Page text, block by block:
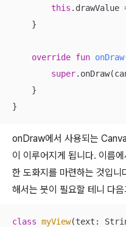
this
    }
override fun onDraw
super
    }
}
onDraw에서 사용되는
이 이루어지게 됩니다. 이름
한 도화지를 마련하는 것입니
해서는 붓이 필요할 테니 다
class myView(text: